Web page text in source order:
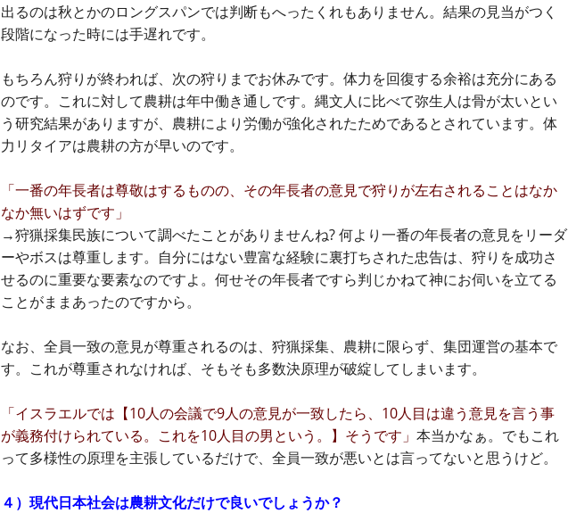
出るのは秋とかのロングスパンでは判断もへったくれもありません。結果の見当がつく
段階になった時には手遅れです。
もちろん狩りが終われば、次の狩りまでお休みです。体力を回復する余裕は充分にある
のです。これに対して農耕は年中働き通しです。縄文人に比べて弥生人は骨が太いとい
う研究結果がありますが、農耕により労働が強化されたためであるとされています。体
力リタイアは農耕の方が早いのです。
「一番の年長者は尊敬はするものの、その年長者の意見で狩りが左右されることはなか
なか無いはずです」
→狩猟採集民族について調べたことがありませんね? 何より一番の年長者の意見をリーダ
ーやボスは尊重します。自分にはない豊富な経験に裏打ちされた忠告は、狩りを成功さ
せるのに重要な要素なのですよ。何せその年長者ですら判じかねて神にお伺いを立てる
ことがままあったのですから。
なお、全員一致の意見が尊重されるのは、狩猟採集、農耕に限らず、集団運営の基本で
す。これが尊重されなければ、そもそも多数決原理が破綻してしまいます。
「イスラエルでは【10人の会議で9人の意見が一致したら、10人目は違う意見を言う事
が義務付けられている。これを10人目の男という。】そうです」 本当かなぁ。でもこれ
って多様性の原理を主張しているだけで、全員一致が悪いとは言ってないと思うけど。
４）現代日本社会は農耕文化だけで良いでしょうか？